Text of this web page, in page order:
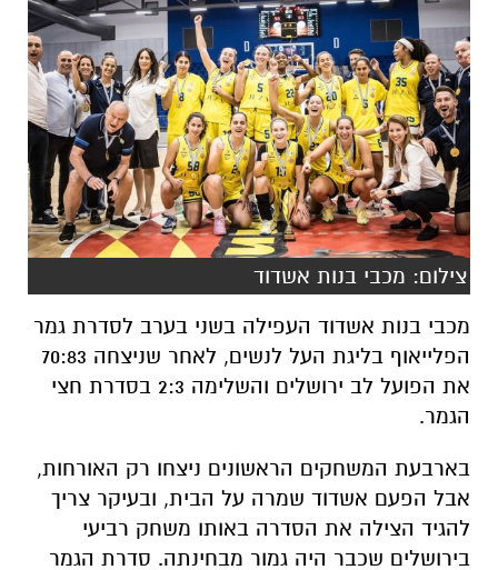
צילום: מכבי בנות אשדוד
מכבי בנות אשדוד העפילה בשני בערב לסדרת גמר
הפלייאוף בליגת העל לנשים, לאחר שניצחה 70:83
את הפועל לב ירושלים והשלימה 2:3 בסדרת חצי
הגמר.
בארבעת המשחקים הראשונים ניצחו רק האורחות,
אבל הפעם אשדוד שמרה על הבית, ובעיקר צריך
להגיד הצילה את הסדרה באותו משחק רביעי
בירושלים שכבר היה גמור מבחינתה. סדרת הגמר